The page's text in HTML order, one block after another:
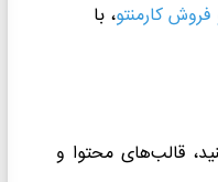
فروش کارمنتو، با
قالب‌های محتوا و